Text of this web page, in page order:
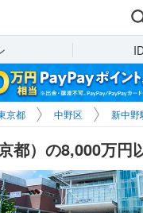
京都 中野区 新中野
都）の8,000万円